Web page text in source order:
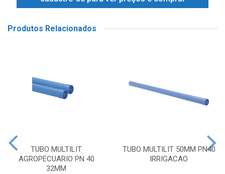
Produtos Relacionados
TUBO MULTILIT
AGROPECUARIO PN 40
32MM
TUBO MULTILIT 50MM PN40
IRRIGACAO